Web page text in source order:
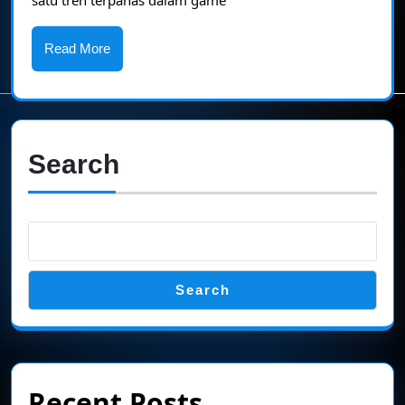
Saat
Read MoreRead
More
Search
Search